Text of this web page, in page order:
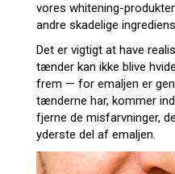
vores whitening-
andre skadelige
Det er vigtigt at have
tænder kan ikke blive
frem — for emaljen er
tænderne har, kommer
fjerne de misfarvninger,
yderste del af emaljen.